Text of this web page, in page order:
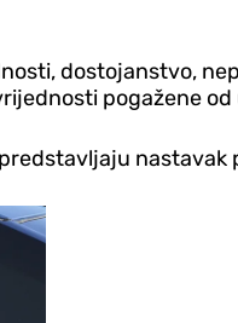
dostojanstvo,
pogažene